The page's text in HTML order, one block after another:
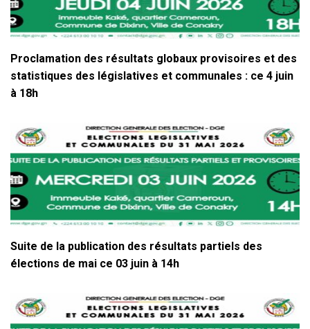
Proclamation des résultats globaux provisoires et des
statistiques des législatives et communales : ce 4 juin
à 18h
Suite de la publication des résultats partiels des
élections de mai ce 03 juin à 14h